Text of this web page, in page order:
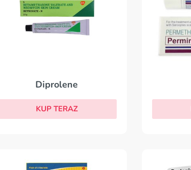
Diprolene
KUP TERAZ